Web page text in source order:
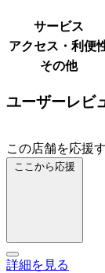
サービス
アクセス・利便
その他
ユーザーレビ
この店舗を応援す
ここから応援
詳細を見る